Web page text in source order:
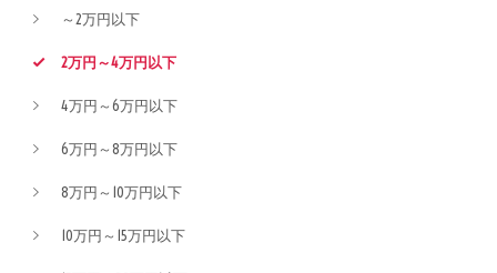
～2万円以下
2万円～4万円以下
4万円～6万円以下
6万円～8万円以下
8万円～10万円以下
10万円～15万円以下